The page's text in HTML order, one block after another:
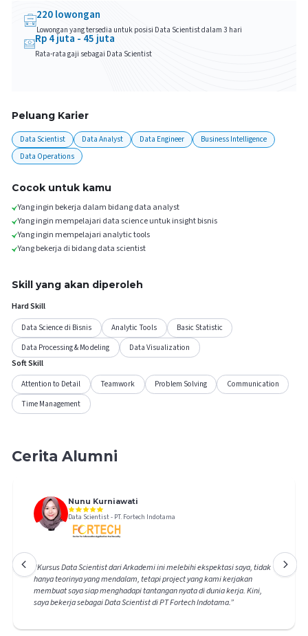
Peluang Karier
Data Scientist Data Analyst Data Engineer
Business Intelligence
Data Operations
220lowongan
Lowongan yang tersedia untuk posisi Data Scientistdalam 3 hari
Rp4juta -45 juta
Rata-rata gaji sebagai Data Scientist
Cocok untuk kamu
Yang ingin bekerja dalam bidang data analyst
Yang ingin mempelajari data science untuk insight bisnis
Yang ingin mempelajari analytic tools
Yang bekerja di bidang data scientist
Skill yang akan diperoleh
Hard Skill
Data Science di Bisnis
Analytic Tools
Basic Statistic
Data Processing & Modeling
Data Visualization
Soft Skill
Attention to Detail
Teamwork Problem Solving
Communication
Time Management
Cerita Alumni
Nunu Kurniawati
Data Scientist- PT. Fortech Indotama
“Kursus Data Scientist dari Arkademi ini melebihi ekspektasi saya, tidak
hanya teorinya yang mendalam, tetapi project yang kami kerjakan
membuat saya siap menghadapi tantangan nyata di dunia kerja. Kini,
saya bekerja sebagai Data Scientist di PT Fortech Indotama.”